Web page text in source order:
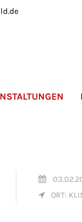
info@yourdomain.com
ORT: